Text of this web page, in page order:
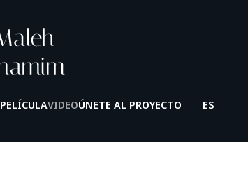
VIDEOÚNETE AL PROYECTO ES